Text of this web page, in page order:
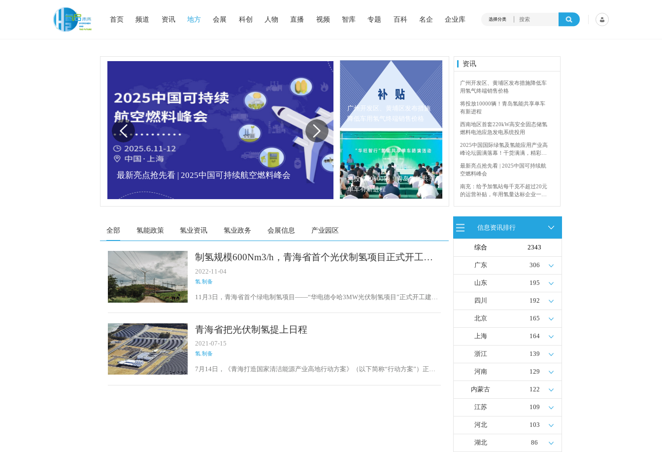
首页 频道 资讯 地方 会展 科创 人物 直播 视频 智库 专题 百科 名企 企业库 选择分类
最新亮点抢先看 | 2025中国可持续航空燃料峰会 内蒙古能源局：2024年加快建设输氢管道网络
广州开发区、黄埔区发布措施
降低车用氢气终端销售价格
将投放10000辆！青岛氢能共享
单车有新进程
资讯
广州开发区、黄埔区发布措施降低车
用氢气终端销售价格
将投放10000辆！青岛氢能共享单车
有新进程
西南地区首套220kW高安全固态储氢
燃料电池应急发电系统投用
2025中国国际绿氢及氢能应用产业高
峰论坛圆满落幕！干货满满，精彩瞬
最新亮点抢先看 | 2025中国可持续航
空燃料峰会
南充：给予加氢站每千克不超过20元
的运营补贴，年用氢量达标企业一次
青岛氢能新跨越：海德利森携手打造
全球首台套！240吨氢能矿用刚性自
发成果验收工作会议在呼伦贝尔举行
新疆俊瑞温宿规模化制绿氢项目开工
仪式在温宿县成功举办
荷兰氢能产业联盟到访天德工业装
能产业发展举办交流会
全部 氢能政策 氢业资讯 氢业政务 会展信息 产业园区
制氢规模600Nm3/h，青海省首个光伏制氢项目正式开工建
设
2022-11-04
氢.制备
11月3日，青海省首个绿电制氢项目——“华电德令哈3MW光伏制氢项目”正式开工建
青海省把光伏制氢提上日程
2021-07-15
氢.制备
7月14日，《青海打造国家清洁能源产业高地行动方案》（以下简称“行动方案”）正式
代、清洁取暖、绿色交通、绿氢应用、城乡用能5个工程，促进经济社会低碳转型。
信息资讯排行
综合 2343
广东 306
山东 195
四川 192
北京 165
上海 164
浙江 139
河南 129
内蒙古 122
江苏 109
河北 103
湖北 86